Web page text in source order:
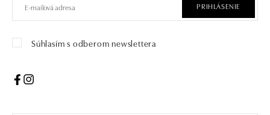
PRIHLÁSENIE
Súhlasím s odberom newslettera